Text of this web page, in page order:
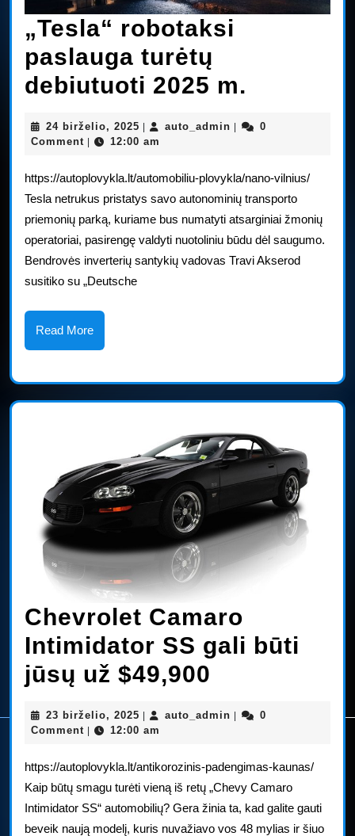
„Tesla“ robotaksi
paslauga turėtų
debiutuoti 2025 m.
turėtų
2025
m.
24 birželio, 2025 24
birželio,
auto_admin auto_admin
0
Comment
12:00 am
https://autoplovykla.lt/automobiliu-plovykla/nano-vilnius/
Tesla netrukus pristatys savo autonominių transporto
priemonių parką, kuriame bus numatyti atsarginiai žmonių
operatoriai, pasirengę valdyti nuotoliniu būdu dėl saugumo.
Bendrovės inverterių santykių vadovas Travi Akserod
susitiko su „Deutsche
Read MoreRead
More
Chevrolet Camaro
Intimidator SS gali būti
jūsų už $49,900
Intimidator
SS
gali
būti
23 birželio, 2025 23
birželio,
| auto_admin auto_admin
|
0
Comment | 12:00 am
https://autoplovykla.lt/antikorozinis-padengimas-kaunas/
Kaip būtų smagu turėti vieną iš retų „Chevy Camaro
Intimidator SS“ automobilių? Gera žinia ta, kad galite gauti
beveik naują modelį, kuris nuvažiavo vos 48 mylias ir šiuo